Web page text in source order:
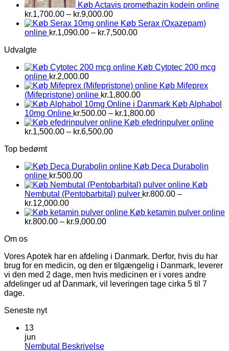
Køb Actavis promethazin kodein online
kr.1,700.00 – kr.9,000.00Prisinterval:
kr.1,700.00
til
Køb Serax (Oxazepam)
online kr.1,090.00 – kr.7,500.00Prisinterval:
Udvalgte
Køb Cytotec 200 mcg
online kr.2,000.00
Køb Mifeprex
(Mifepristone) online kr.1,800.00
Køb Alphabol
10mg Online kr.500.00 – kr.1,800.00Prisinterval:
kr.500.00
Køb efedrinpulver online
kr.1,500.00 – kr.6,500.00Prisinterval:
Top bedømt
Køb Deca Durabolin
online kr.500.00
Køb
Nembutal (Pentobarbital) pulver kr.800.00 –
kr.12,000.00Prisinterval:
kr.800.00
til
Køb ketamin pulver online
kr.800.00 – kr.9,000.00Prisinterval:
Om os
Vores Apotek har en afdeling i Danmark. Derfor, hvis du har
brug for en medicin, og den er tilgængelig i Danmark, leverer
vi den med 2 dage, men hvis medicinen er i vores andre
afdelinger ud af Danmark, vil leveringen tage cirka 5 til 7
dage.
Seneste nyt
13
jun
Nembutal BeskrivelseIngen